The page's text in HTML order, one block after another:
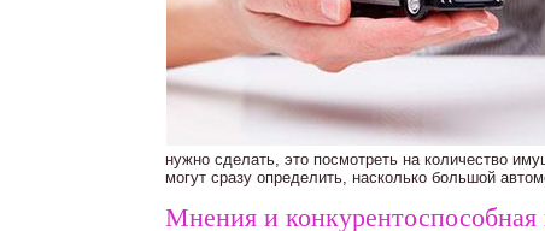
нужно сделать, это посмотреть на количество
могут сразу определить, насколько большой
Мнения и конкурентоспособная